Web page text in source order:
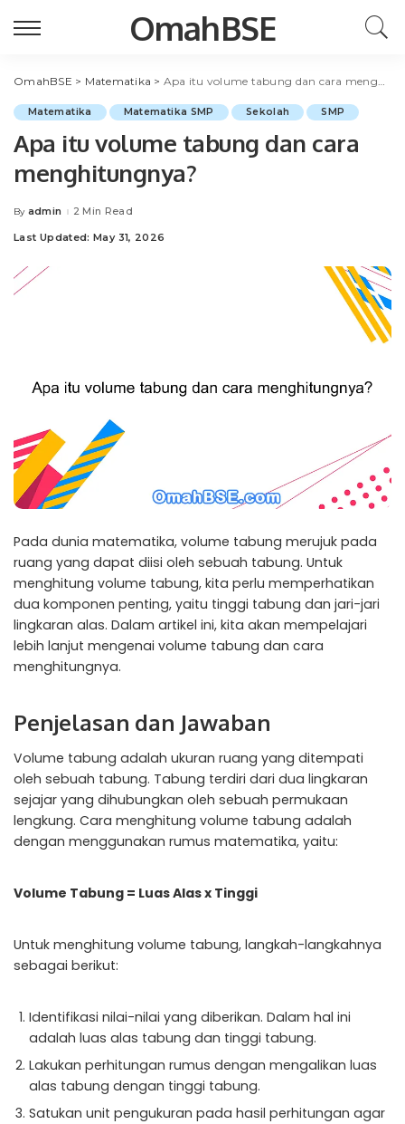
OmahBSE
OmahBSE > Matematika > Apa itu volume tabung dan cara menghitungnya?
Matematika Matematika SMP Sekolah SMP
Apa itu volume tabung dan cara
menghitungnya?
Posted
By admin 2 Min Read
Last Updated: May 31, 2026
Pada dunia matematika, volume tabung merujuk pada
ruang yang dapat diisi oleh sebuah tabung. Untuk
menghitung volume tabung, kita perlu memperhatikan
dua komponen penting, yaitu tinggi tabung dan jari-jari
lingkaran alas. Dalam artikel ini, kita akan mempelajari
lebih lanjut mengenai volume tabung dan cara
menghitungnya.
Penjelasan dan Jawaban
Volume tabung adalah ukuran ruang yang ditempati
oleh sebuah tabung. Tabung terdiri dari dua lingkaran
sejajar yang dihubungkan oleh sebuah permukaan
lengkung. Cara menghitung volume tabung adalah
dengan menggunakan rumus matematika, yaitu:
Volume Tabung = Luas Alas x Tinggi
Untuk menghitung volume tabung, langkah-langkahnya
sebagai berikut:
Identifikasi nilai-nilai yang diberikan. Dalam hal ini
adalah luas alas tabung dan tinggi tabung.
Lakukan perhitungan rumus dengan mengalikan luas
alas tabung dengan tinggi tabung.
Satukan unit pengukuran pada hasil perhitungan agar